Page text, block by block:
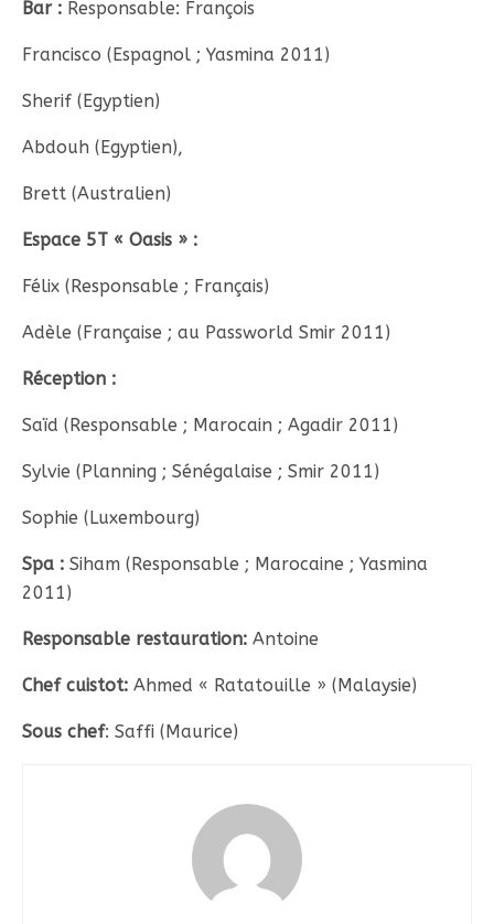
Bar : Responsable: François
Francisco (Espagnol ; Yasmina 2011)
Sherif (Egyptien)
Abdouh (Egyptien),
Brett (Australien)
Espace 5T « Oasis » :
Félix (Responsable ; Français)
Adèle (Française ; au Passworld Smir 2011)
Réception :
Saïd (Responsable ; Marocain ; Agadir 2011)
Sylvie (Planning ; Sénégalaise ; Smir 2011)
Sophie (Luxembourg)
Spa : Siham (Responsable ; Marocaine ; Yasmina
2011)
Responsable restauration: Antoine
Chef cuistot: Ahmed « Ratatouille » (Malaysie)
Sous chef: Saffi (Maurice)